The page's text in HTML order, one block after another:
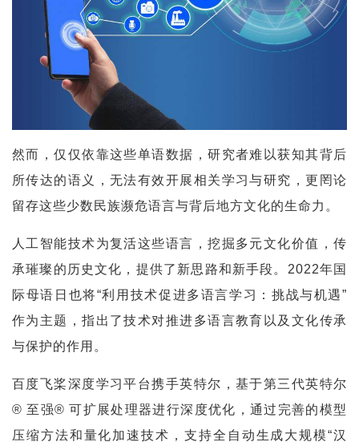
然而，仅仅依靠这些单语数据，研究者难以获知其背后
所传达的语义，无法有效开展相关学习与研究，更罔论
留存这些少数民族濒危语言与背后地方文化的生命力。
人工智能技术为复活这些语言，挖掘多元文化价值，传
承璀璨的历史文化，提供了新思路和新手段。2022年国
际母语日也将“利用技术促进多语言学习：挑战与机遇”
作为主题，指出了技术对推进多语言教育以及文化传承
与保护的作用。
百度飞桨深度学习平台携手英特尔，基于第三代英特尔
® 至强® 可扩展处理器进行深度优化，通过完善的模型
压缩方法和量化加速技术，支持全自动生成大规模“汉